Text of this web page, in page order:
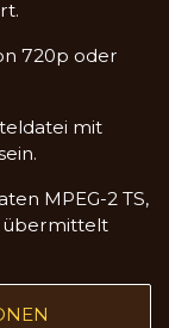
720p oder
mit
MPEG-2 TS,
übermittelt